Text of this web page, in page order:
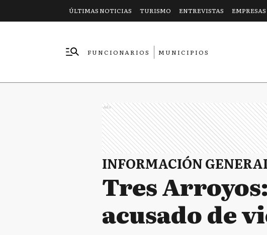
ÚLTIMAS NOTICIAS TURISMO ENTREVISTAS
FUNCIONARIOS
MUNICIPIOS
Ads
INFORMACIÓN
Tres
acusado de